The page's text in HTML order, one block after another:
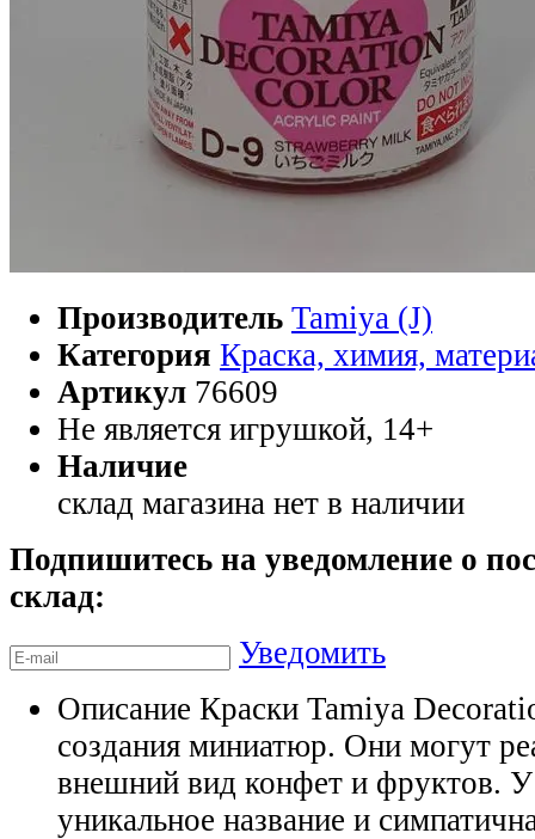
Производитель Tamiya (J)
Категория Краска, химия,
Артикул 76609
Не является игрушкой, 14+
Наличие
склад магазина нет в наличии
Подпишитесь на уведомление о
склад:
Уведомить
Описание Краски Tamiya
создания миниатюр. Они могут
внешний вид конфет и фруктов. У
уникальное название и